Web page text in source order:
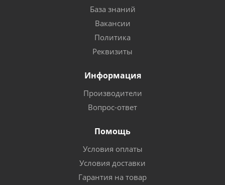
База знаний
Вакансии
Политика
Реквизиты
Информация
Производители
Вопрос-ответ
Помощь
Условия оплаты
Условия доставки
Гарантия на товар